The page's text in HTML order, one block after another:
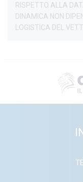
RISPETTO ALLA
DINAMICA NON
LOGISTICA DEL